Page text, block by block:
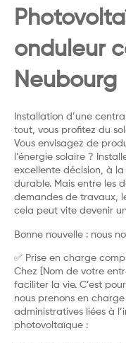
onduleur
Neubourg
Installation d’une
tout, vous profitez du
Vous envisagez de
l’énergie solaire ?
excellente décision, à
durable. Mais entre les
demandes de travaux,
cela peut vite devenir
Bonne nouvelle : nous
✅ Prise en charge
Chez [Nom de votre
faciliter la vie. C’est
nous prenons en
administratives liées à
photovoltaïque :